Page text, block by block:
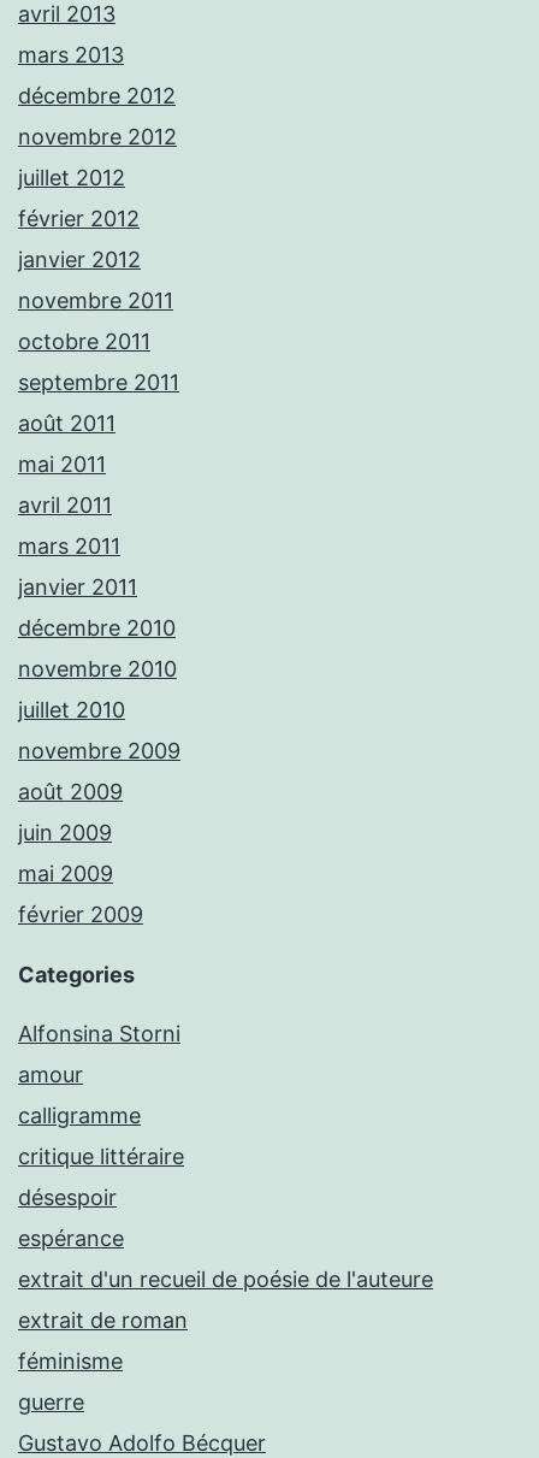
avril 2013
mars 2013
décembre 2012
novembre 2012
juillet 2012
février 2012
janvier 2012
novembre 2011
octobre 2011
septembre 2011
août 2011
mai 2011
avril 2011
mars 2011
janvier 2011
décembre 2010
novembre 2010
juillet 2010
novembre 2009
août 2009
juin 2009
mai 2009
février 2009
Categories
Alfonsina Storni
amour
calligramme
critique littéraire
désespoir
espérance
extrait d'un recueil de poésie de l'auteure
extrait de roman
féminisme
guerre
Gustavo Adolfo Bécquer